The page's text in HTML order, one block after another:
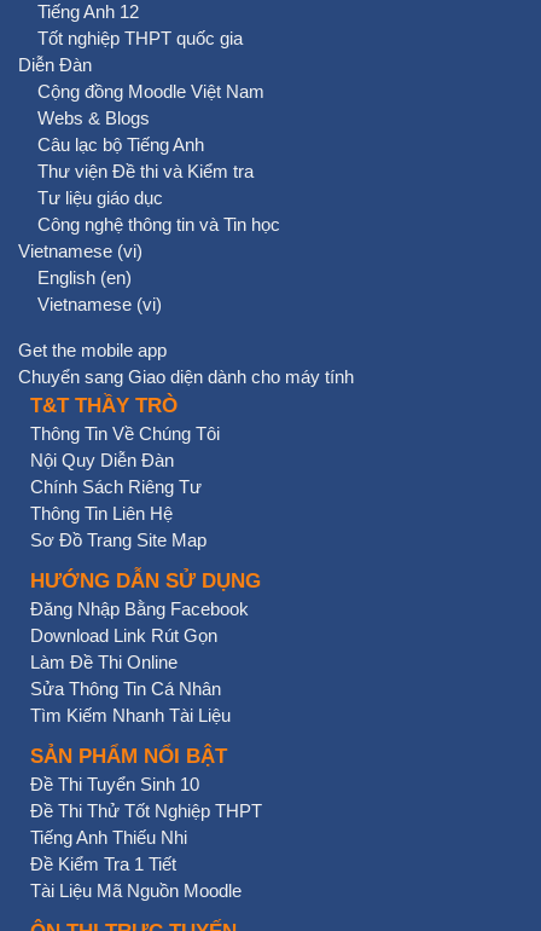
Tiếng Anh 12
Tốt nghiệp THPT quốc gia
Diễn Đàn
Cộng đồng Moodle Việt Nam
Webs & Blogs
Câu lạc bộ Tiếng Anh
Thư viện Đề thi và Kiểm tra
Tư liệu giáo dục
Công nghệ thông tin và Tin học
Vietnamese ‎(vi)‎
English ‎(en)‎
Vietnamese ‎(vi)‎
Get the mobile app
Chuyển sang Giao diện dành cho máy tính
T&T THẦY TRÒ
Thông Tin Về Chúng Tôi
Nội Quy Diễn Đàn
Chính Sách Riêng Tư
Thông Tin Liên Hệ
Sơ Đồ Trang Site Map
HƯỚNG DẪN SỬ DỤNG
Đăng Nhập Bằng Facebook
Download Link Rút Gọn
Làm Đề Thi Online
Sửa Thông Tin Cá Nhân
Tìm Kiếm Nhanh Tài Liệu
SẢN PHẨM NỔI BẬT
Đề Thi Tuyển Sinh 10
Đề Thi Thử Tốt Nghiệp THPT
Tiếng Anh Thiếu Nhi
Đề Kiểm Tra 1 Tiết
Tài Liệu Mã Nguồn Moodle